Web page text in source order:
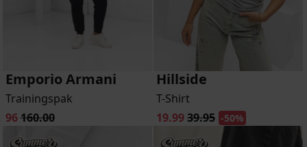
Emporio Armani
Trainingspak
96160.00
Hillside
T-Shirt
19.9939.95 -50%